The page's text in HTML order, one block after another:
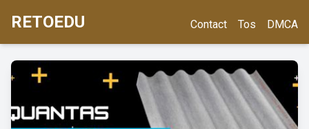
RETOEDU Contact Tos DMCA